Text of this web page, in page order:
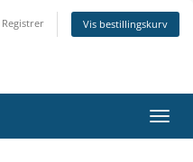
Registrer Vis bestillingskurv
Skift